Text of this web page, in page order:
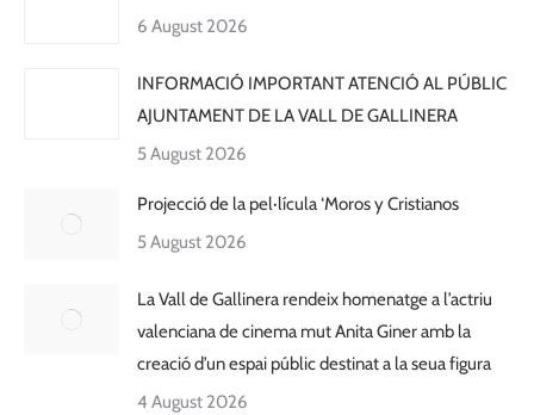
6 August 2026
INFORMACIÓ IMPORTANT ATENCIÓ AL PÚBLIC
AJUNTAMENT DE LA VALL DE GALLINERA
5 August 2026
Projecció de la pel·lícula ‘Moros y Cristianos
5 August 2026
La Vall de Gallinera rendeix homenatge a l’actriu
valenciana de cinema mut Anita Giner amb la
creació d’un espai públic destinat a la seua figura
4 August 2026